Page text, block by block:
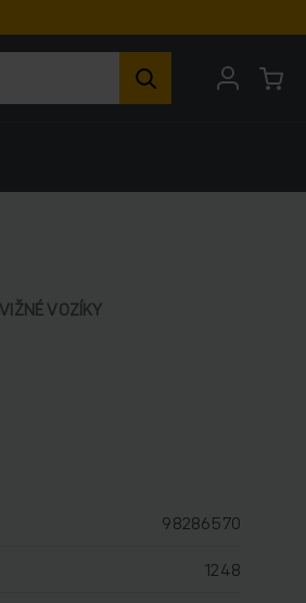
VOZÍKY
98286570
1248